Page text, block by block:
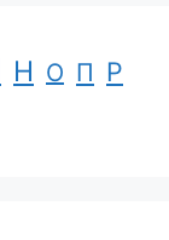
Н О П Р